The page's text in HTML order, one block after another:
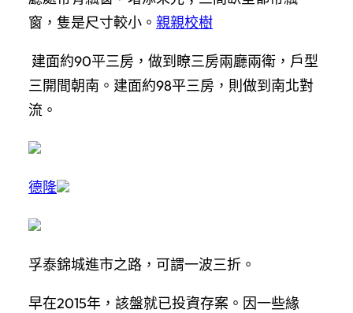
窗，隻是尺寸較小。 親親校樹
建面約90平三房，做到瞭三房兩廳兩衛，戶型
三開間朝南。建面約98平三房，則做到南北對
流。
德隆
孚泰錦城進市之路，可謂一波三折。
早在2015年，該盤就已投資存案。因一些緣